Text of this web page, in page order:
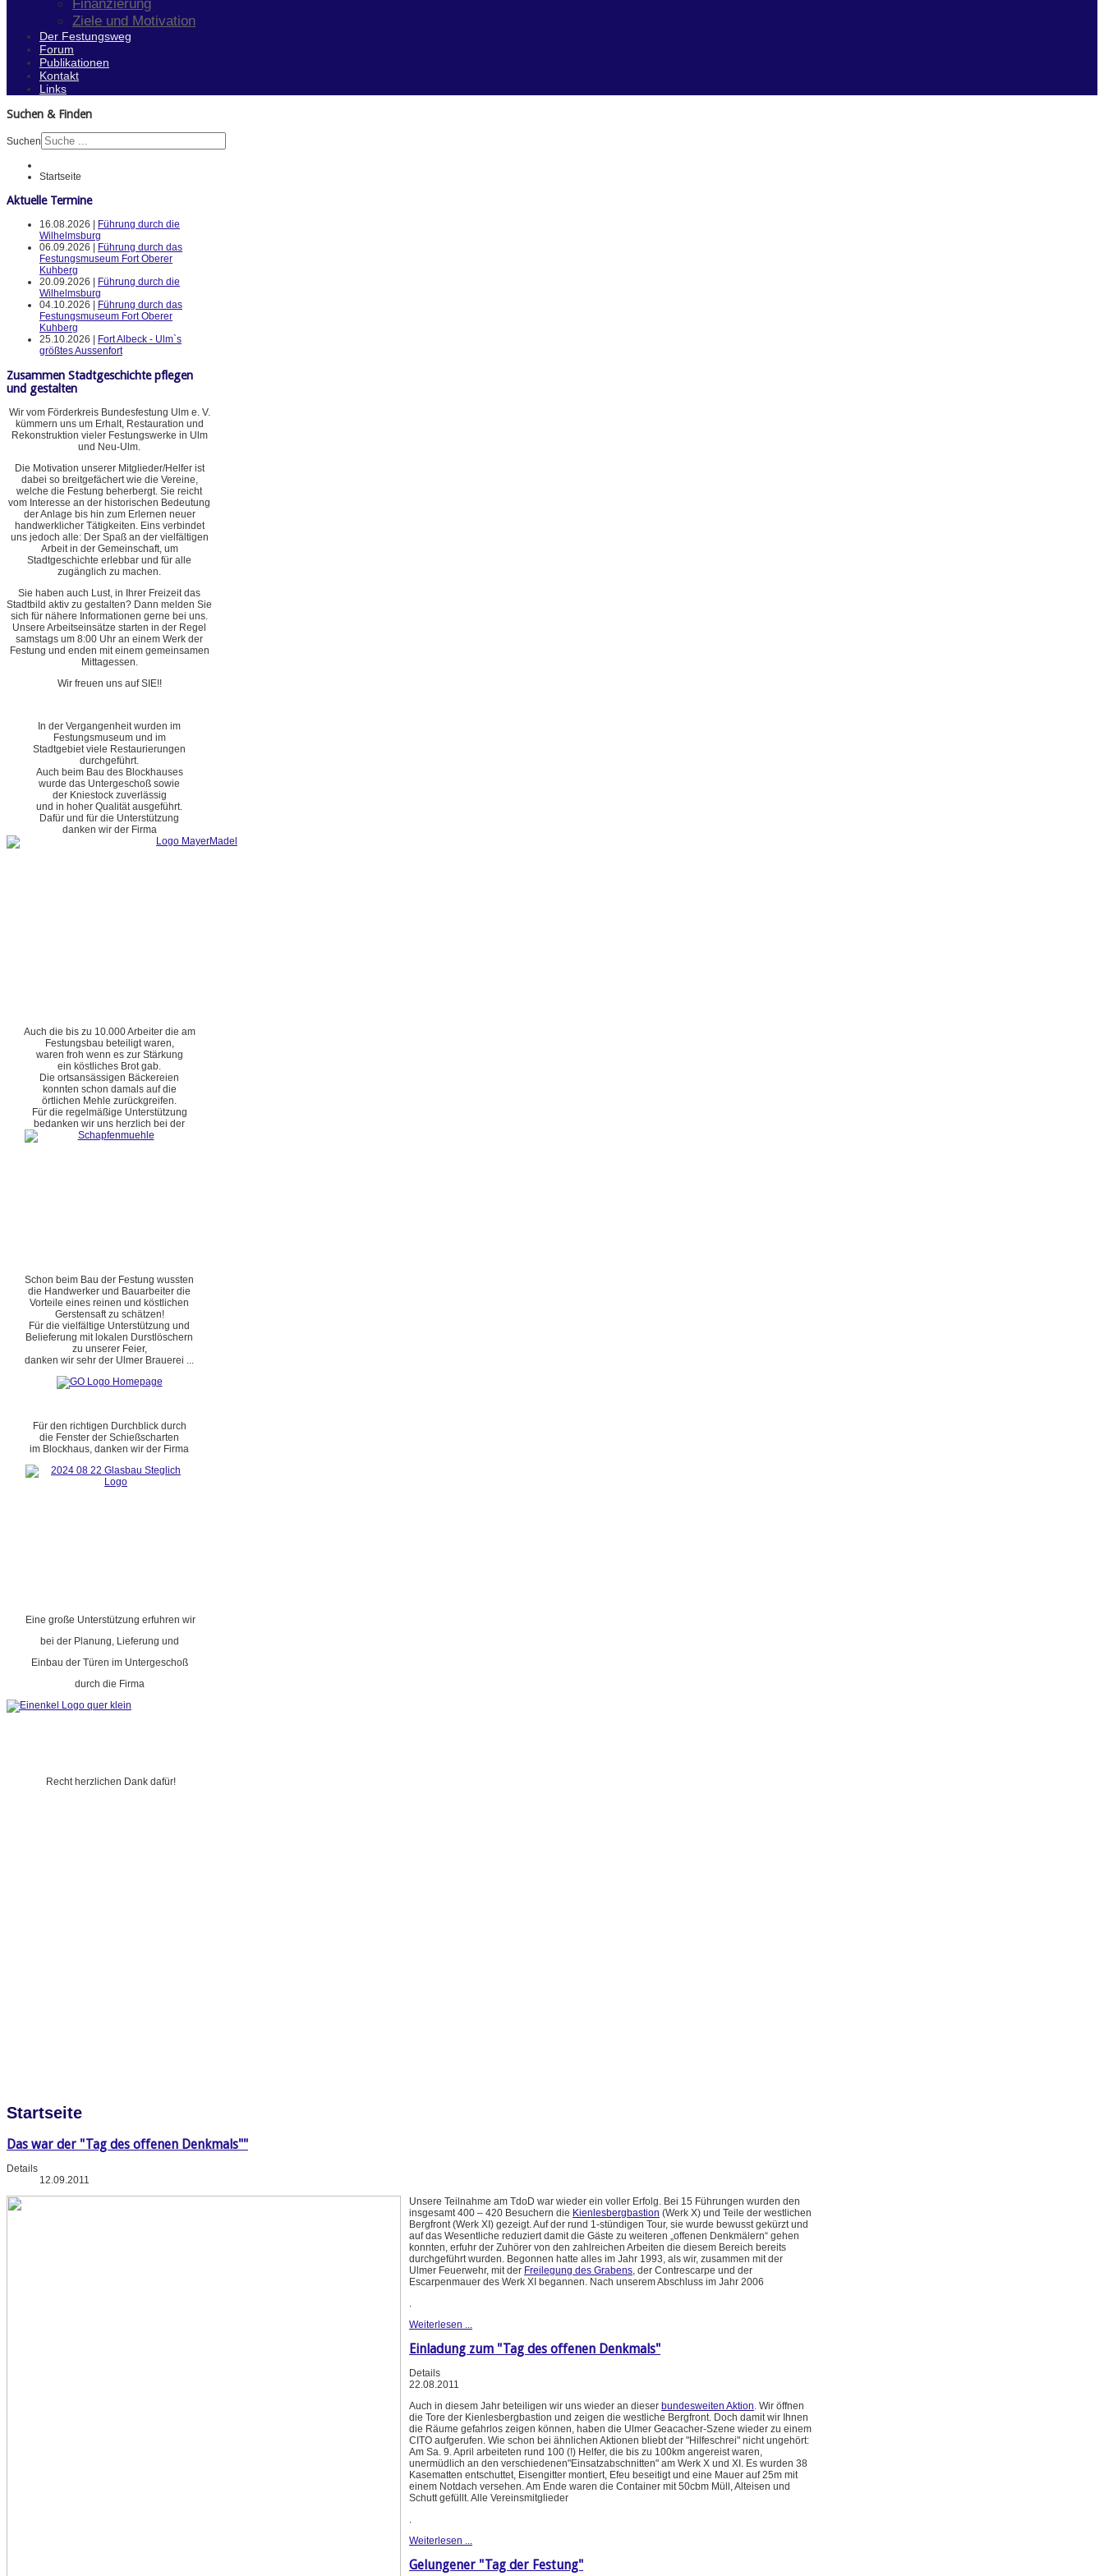
Finanzierung
Ziele und Motivation
Der Festungsweg
Forum
Publikationen
Kontakt
Links
Suchen & Finden
Suchen
Startseite
Aktuelle Termine
16.08.2026 |
Führung durch die
Wilhelmsburg
06.09.2026 |
Führung durch das
Festungsmuseum Fort Oberer
Kuhberg
20.09.2026 |
Führung durch die
Wilhelmsburg
04.10.2026 |
Führung durch das
Festungsmuseum Fort Oberer
Kuhberg
25.10.2026 |
Fort Albeck - Ulm`s
größtes Aussenfort
Zusammen Stadtgeschichte pflegen
und gestalten
Wir vom Förderkreis Bundesfestung Ulm e. V.
kümmern uns um Erhalt, Restauration und
Rekonstruktion vieler Festungswerke in Ulm
und Neu-Ulm.
Die Motivation unserer Mitglieder/Helfer ist
dabei so breitgefächert wie die Vereine,
welche die Festung beherbergt. Sie reicht
vom Interesse an der historischen Bedeutung
der Anlage bis hin zum Erlernen neuer
handwerklicher Tätigkeiten. Eins verbindet
uns jedoch alle: Der Spaß an der vielfältigen
Arbeit in der Gemeinschaft, um
Stadtgeschichte erlebbar und für alle
zugänglich zu machen.
Sie haben auch Lust, in Ihrer Freizeit das
Stadtbild aktiv zu gestalten? Dann melden Sie
sich für nähere Informationen gerne bei uns.
Unsere Arbeitseinsätze starten in der Regel
samstags um 8:00 Uhr an einem Werk der
Festung und enden mit einem gemeinsamen
Mittagessen.
Wir freuen uns auf SIE!!
In der Vergangenheit wurden im
Festungsmuseum und im
Stadtgebiet viele Restaurierungen
durchgeführt.
Auch beim Bau des Blockhauses
wurde das Untergeschoß sowie
der Kniestock zuverlässig
und in hoher Qualität ausgeführt.
Dafür und für die Unterstützung
danken wir der Firma
Auch die bis zu 10.000 Arbeiter die am
Festungsbau beteiligt waren,
waren froh wenn es zur Stärkung
ein köstliches Brot gab.
Die ortsansässigen Bäckereien
konnten schon damals auf die
örtlichen Mehle zurückgreifen.
Für die regelmäßige Unterstützung
bedanken wir uns herzlich bei der
Schon beim Bau der Festung wussten
die Handwerker und Bauarbeiter die
Vorteile eines reinen und köstlichen
Gerstensaft zu schätzen!
Für die vielfältige Unterstützung und
Belieferung mit lokalen Durstlöschern
zu unserer Feier,
danken wir sehr der Ulmer Brauerei ...
Für den richtigen Durchblick durch
die Fenster der Schießscharten
im Blockhaus, danken wir der Firma
Eine große Unterstützung erfuhren wir
bei der Planung, Lieferung und
Einbau der Türen im Untergeschoß
durch die Firma
Recht herzlichen Dank dafür!
Startseite
Das war der "Tag des offenen Denkmals""
Details
12.09.2011
Unsere Teilnahme am TdoD war wieder ein voller Erfolg. Bei 15 Führungen wurden den
insgesamt 400 – 420 Besuchern die Kienlesbergbastion (Werk X) und Teile der westlichen
Bergfront (Werk XI) gezeigt. Auf der rund 1-stündigen Tour, sie wurde bewusst gekürzt und
auf das Wesentliche reduziert damit die Gäste zu weiteren „offenen Denkmälern“ gehen
konnten, erfuhr der Zuhörer von den zahlreichen Arbeiten die diesem Bereich bereits
durchgeführt wurden. Begonnen hatte alles im Jahr 1993, als wir, zusammen mit der
Ulmer Feuerwehr, mit der Freilegung des Grabens, der Contrescarpe und der
Escarpenmauer des Werk XI begannen. Nach unserem Abschluss im Jahr 2006
.
Weiterlesen ...
Einladung zum "Tag des offenen Denkmals"
Details
22.08.2011
Auch in diesem Jahr beteiligen wir uns wieder an dieser bundesweiten Aktion . Wir öffnen
die Tore der Kienlesbergbastion und zeigen die westliche Bergfront. Doch damit wir Ihnen
die Räume gefahrlos zeigen können, haben die Ulmer Geacacher-Szene wieder zu einem
CITO aufgerufen. Wie schon bei ähnlichen Aktionen bliebt der "Hilfeschrei" nicht ungehört:
Am Sa. 9. April arbeiteten rund 100 (!) Helfer, die bis zu 100km angereist waren,
unermüdlich an den verschiedenen"Einsatzabschnitten" am Werk X und XI. Es wurden 38
Kasematten entschuttet, Eisengitter montiert, Efeu beseitigt und eine Mauer auf 25m mit
einem Notdach versehen. Am Ende waren die Container mit 50cbm Müll, Alteisen und
Schutt gefüllt. Alle Vereinsmitglieder
Weiterlesen ...
Gelungener "Tag der Festung"